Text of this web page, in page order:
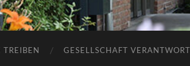
TREIBEN GESELLSCHAFT